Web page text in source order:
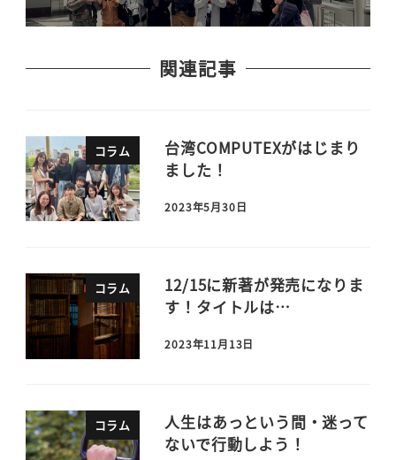
関連記事
コラム
台湾COMPUTEXがはじまり
ました！
2023年5月30日
コラム
12/15に新著が発売になりま
す！タイトルは…
2023年11月13日
コラム
人生はあっという間・迷って
ないで行動しよう！